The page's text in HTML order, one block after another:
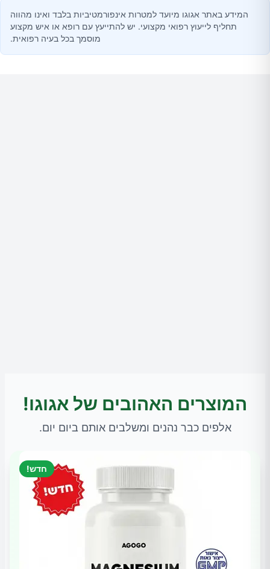
המידע באתר אגוגו מיועד למטרות אינפורמטיביות בלבד ואינו מהווה
תחליף לייעוץ רפואי מקצועי. יש להתייעץ עם רופא או איש מקצוע
מוסמך בכל בעיה רפואית.
המוצרים האהובים של אגוגו!
אלפים כבר נהנים ומשלבים אותם ביום יום.
חדש!